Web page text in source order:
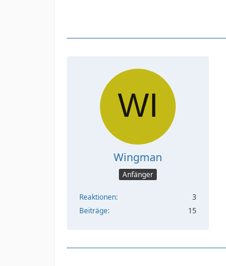
Wingman
Anfänger
Reaktionen
3
Beiträge
15